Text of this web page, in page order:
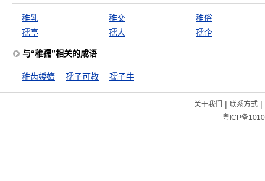
稚乳 稚交
稚俗
孺亭
孺人 孺企
与“稚孺”相关的成语
稚齿婑媠 孺子可教 孺子牛
关于我们 | 联系方式|
粤ICP备